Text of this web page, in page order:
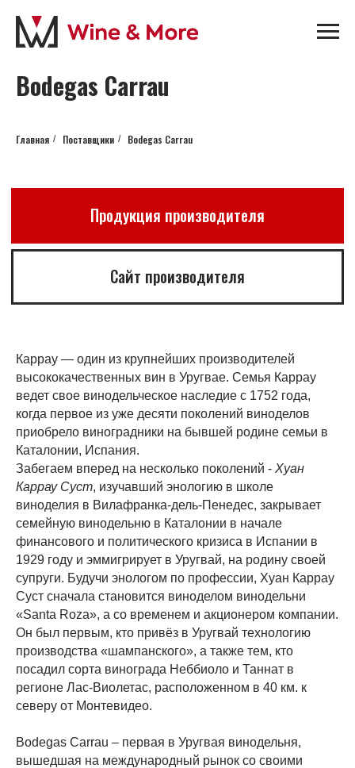
Bodegas Carrau
Главная / Поставщики / Bodegas Carrau
Каррау — один из крупнейших производителей
высококачественных вин в Уругвае. Семья Каррау
ведет свое винодельческое наследие с 1752 года,
когда первое из уже десяти поколений виноделов
приобрело виноградники на бывшей родине семьи в
Каталонии, Испания.
Забегаем вперед на несколько поколений - Хуан
Каррау Суст, изучавший энологию в школе
виноделия в Вилафранка-дель-Пенедес, закрывает
семейную винодельню в Каталонии в начале
финансового и политического кризиса в Испании в
1929 году и эммигрирует в Уругвай, на родину своей
супруги. Будучи энологом по профессии, Хуан Каррау
Суст сначала становится виноделом винодельни
«Santa Roza», а со временем и акционером компании.
Он был первым, кто привёз в Уругвай технологию
производства «шампанского», а также тем, кто
посадил сорта винограда Неббиоло и Таннат в
регионе Лас-Виолетас, расположенном в 40 км. к
северу от Монтевидео.
Bodegas Carrau – первая в Уругвая винодельня,
вышедшая на международный рынок со своими